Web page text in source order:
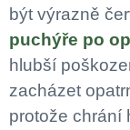
být výrazně
puchýře po
hlubší
zacházet
protože chrání